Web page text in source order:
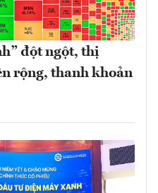
đột ngột, thị
rộng, thanh khoản